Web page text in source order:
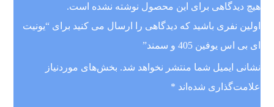
هیچ دیدگاهی برای این محصول نوشته نشده است.
اولین نفری باشید که دیدگاهی را ارسال می کنید برای “یونیت
ای بی اس یوفین 405 و سمند”
نشانی ایمیل شما منتشر نخواهد شد. بخش‌های موردنیاز
علامت‌گذاری شده‌اند *